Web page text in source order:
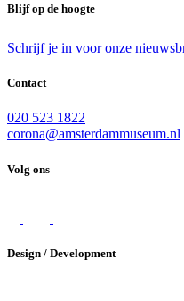
Blijf op de hoogte
Schrijf je in voor onze
Contact
020 523 1822
corona@amsterdammuseum.nl
Volg ons
Design / Development